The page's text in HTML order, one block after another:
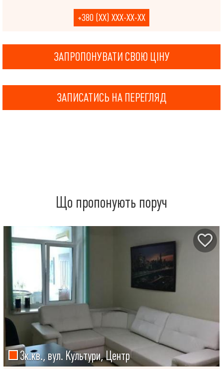
+380 (XX) XXX-XX-XX
ЗАПРОПОНУВАТИ СВОЮ ЦІНУ
ЗАПИСАТИСЬ НА ПЕРЕГЛЯД
Що пропонують поруч
3к.кв., вул. Культури, Центр